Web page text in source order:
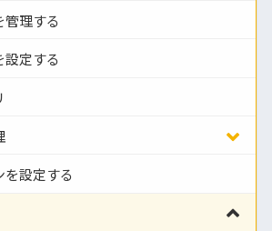
管理する
設定する
設定する